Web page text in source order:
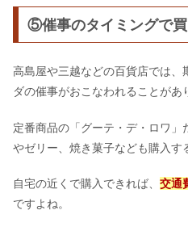
⑤催事のタイミングで買
高島屋や三越などの百貨店では、
ダの催事がおこなわれることがあ
定番商品の「グーテ・デ・ロワ」
やゼリー、焼き菓子なども購入す
自宅の近くで購入できれば、 交通
ですよね。